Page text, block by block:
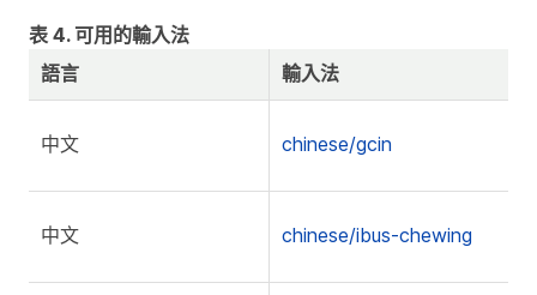
表 4. 可用的輸入法
語言
輸入法
中文 chinese/gcin
中文 chinese/ibus-chewing